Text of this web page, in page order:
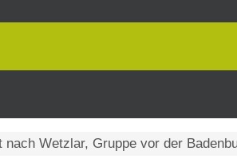
nach Wetzlar, Gruppe vor der